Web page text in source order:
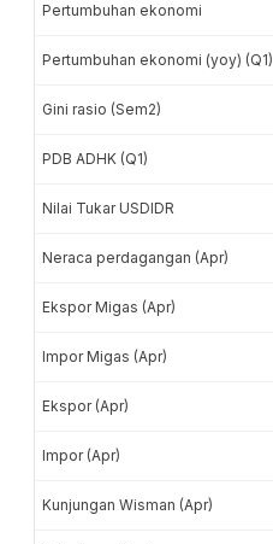
Pertumbuhan ekonomi
Pertumbuhan ekonomi (yoy) (Q1)
Gini rasio (Sem2)
PDB ADHK (Q1)
Nilai Tukar USDIDR
Neraca perdagangan (Apr)
Ekspor Migas (Apr)
Impor Migas (Apr)
Ekspor (Apr)
Impor (Apr)
Kunjungan Wisman (Apr)